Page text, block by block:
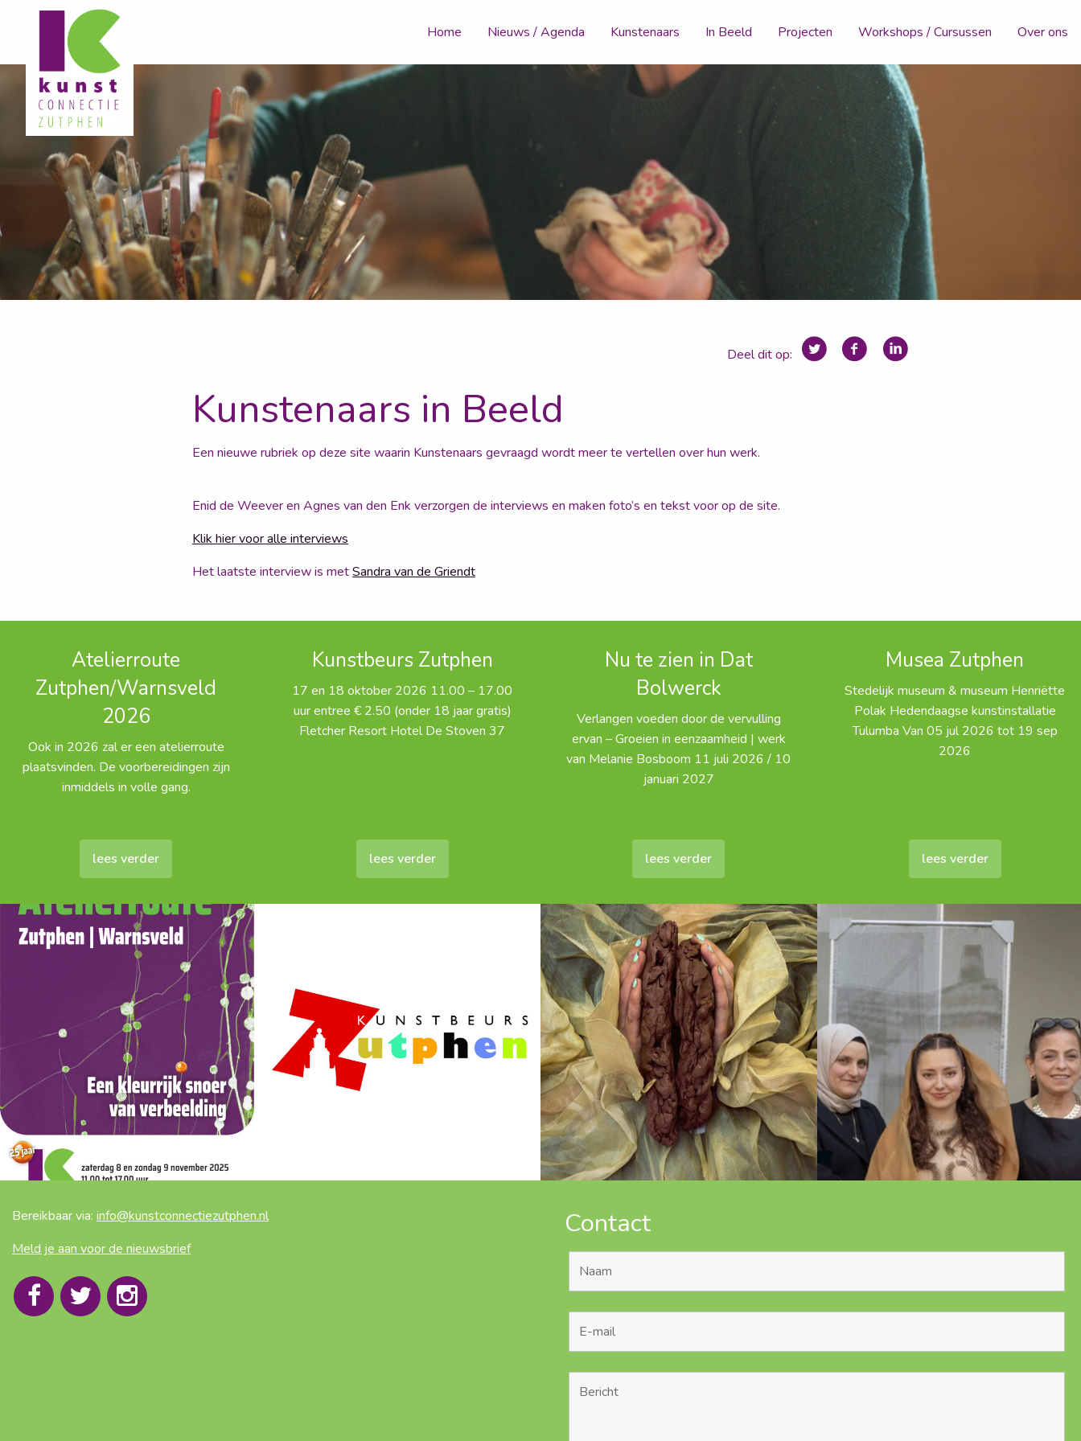
Home Nieuws / Agenda Kunstenaars In Beeld Projecten Workshops / Cursussen Over ons
Kunstenaars in Beeld
Deel dit op:
Een nieuwe rubriek op deze site waarin Kunstenaars gevraagd wordt meer te vertellen over hun werk.
Enid de Weever en Agnes van den Enk verzorgen de interviews en maken foto’s en tekst voor op de site.
Klik hier voor alle interviews
Het laatste interview is metSandra van de Griendt
Atelierroute
Zutphen/Warnsveld
2026
Ook in 2026 zal er een atelierroute
plaatsvinden. De voorbereidingen zijn
inmiddels in volle gang.
lees verder
Kunstbeurs Zutphen
17 en 18 oktober 2026 11.00 – 17.00
uur entree € 2.50 (onder 18 jaar gratis)
Fletcher Resort Hotel De Stoven 37
lees verder
Nu te zien in Dat
Bolwerck
Verlangen voeden door de vervulling
ervan – Groeien in eenzaamheid | werk
van Melanie Bosboom 11 juli 2026 / 10
januari 2027
lees verder
Musea Zutphen
Stedelijk museum & museum Henriëtte
Polak Hedendaagse kunstinstallatie
Tulumba Van 05 jul 2026 tot 19 sep
2026
lees verder
Bereikbaar via: info@kunstconnectiezutphen.nl
Meld je aan voor de nieuwsbrief
Contact